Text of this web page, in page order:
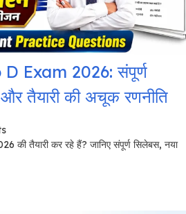
Exam 2026: संपूर्ण
और तैयारी की अचूक रणनीति
तैयारी कर रहे हैं? जानिए संपूर्ण सिलेबस, नया